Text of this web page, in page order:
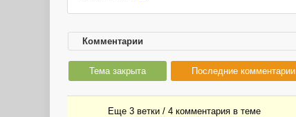
Комментарии
Тема закрыта Последние комментарии
Еще 3 ветки / 4 комментария в темe